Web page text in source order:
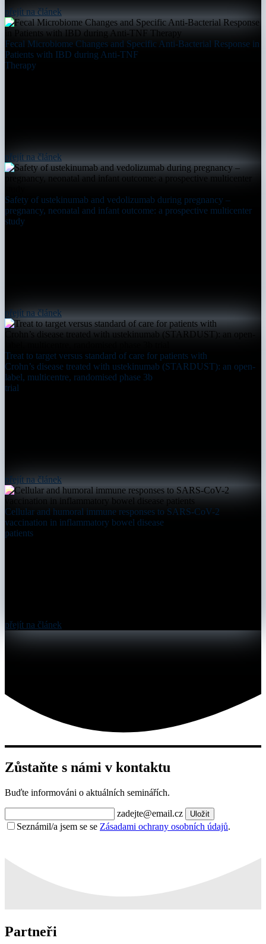
přejít na článek
Fecal Microbiome Changes and Specific Anti-Bacterial Response in
Patients with IBD during Anti-TNF
Therapy
přejít na článek
Safety of ustekinumab and vedolizumab during pregnancy –
pregnancy, neonatal and infant outcome: a prospective multicenter
study
přejít na článek
Treat to target versus standard of care for patients with
Crohn’s disease treated with ustekinumab (STARDUST): an open-
label, multicentre, randomised phase 3b
trial
přejít na článek
Cellular and humoral immune responses to SARS-CoV-2
vaccination in inflammatory bowel disease
patients
přejít na článek
Zůstaňte s námi v kontaktu
Buďte informováni o aktuálních seminářích.
zadejte@email.cz Uložit
Seznámil/a jsem se se Zásadami ochrany osobních údajů.
Partneři